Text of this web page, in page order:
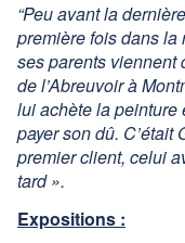
“Peu avant la
première fois dans la
ses parents viennent
de l’Abreuvoir à
lui achète la peinture
payer son dû. C’était
premier client, celui
tard ».
Expositions :